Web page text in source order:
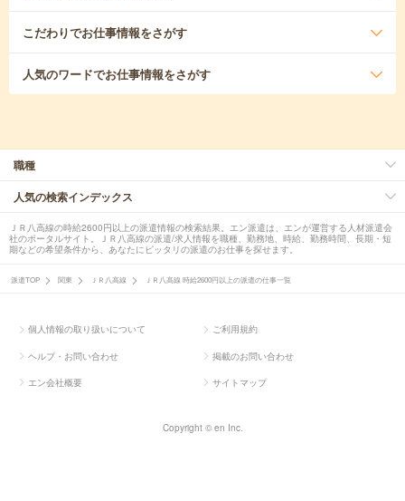
こだわりでお仕事情報をさがす
人気のワードでお仕事情報をさがす
職種
人気の検索インデックス
ＪＲ八高線の時給2600円以上の派遣情報の検索結果。エン派遣は、エンが運営する人材派遣会
社のポータルサイト。ＪＲ八高線の派遣/求人情報を職種、勤務地、時給、勤務時間、長期・短
期などの希望条件から、あなたにピッタリの派遣のお仕事を探せます。
派遣TOP 関東 ＪＲ八高線 ＪＲ八高線 時給2600円以上の派遣の仕事一覧
個人情報の取り扱いについて ご利用規約
ヘルプ・お問い合わせ 掲載のお問い合わせ
エン会社概要 サイトマップ
Copyright © en Inc.